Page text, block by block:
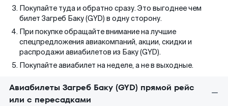
Покупайте туда и обратно сразу. Это выгоднее чем
билет Загреб Баку (GYD) в одну сторону.
При покупке обращайте внимание на лучшие
спецпредложения авиакомпаний, акции, скидки и
распродажи авиабилетов из Баку (GYD).
Покупайте авиабилет на неделе, а не в выходные.
Авиабилеты Загреб Баку (GYD) прямой рейс
или с пересадками